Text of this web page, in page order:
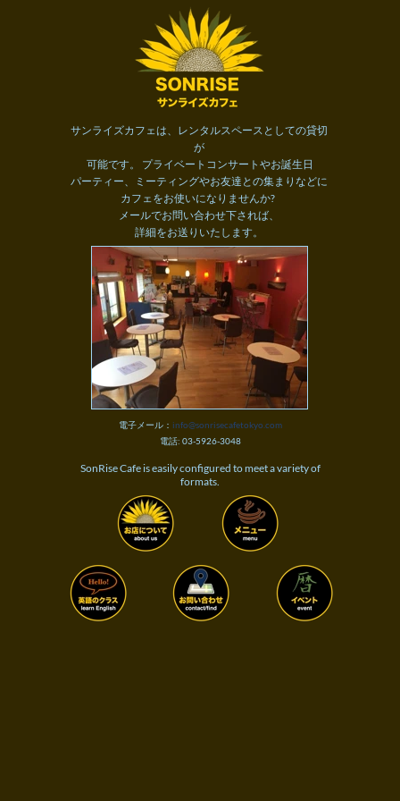
サンライズカフェは、レンタルスペースとしての貸切
が
可能です。
プライベートコンサートやお誕生日
パーティー、ミーティングやお友達との集まりなどに
カフェをお使いになりませんか?
メールでお問い合わせ下されば、
詳細をお送りいたします。
SonRise Cafe is easily configured to meet a variety of
formats.
電子メール： info@sonrisecafetokyo.com
電話: 03-5926-3048